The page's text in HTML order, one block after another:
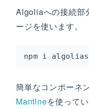
Algoliaへの接続部
ージを使います。
npm i
簡単なコンポーネ
Mantineを使って